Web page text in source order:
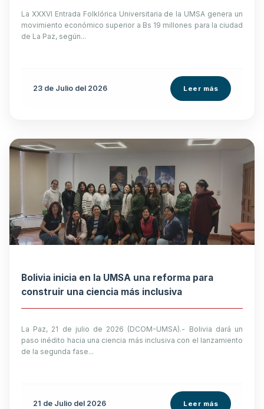
La XXXVI Entrada Folklórica Universitaria de la UMSA genera un
movimiento económico superior a Bs 19 millones para la ciudad
de La Paz, según...
23 de Julio del 2026 Leer más
Bolivia inicia en la UMSA una reforma para
construir una ciencia más inclusiva
La Paz, 21 de julio de 2026 (DCOM-UMSA).- Bolivia dará un
paso inédito hacia una ciencia más inclusiva con el lanzamiento
de la segunda fase...
21 de Julio del 2026 Leer más